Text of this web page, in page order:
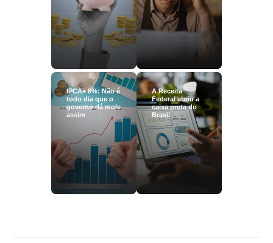
IPCA+ 8%: Não é
todo dia que o
governo dá mole
assim
A Receita
Federal abriu a
caixa preta do
Brasil